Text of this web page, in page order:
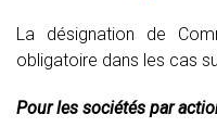
La désignation de
obligatoire dans les cas
Pour les sociétés par